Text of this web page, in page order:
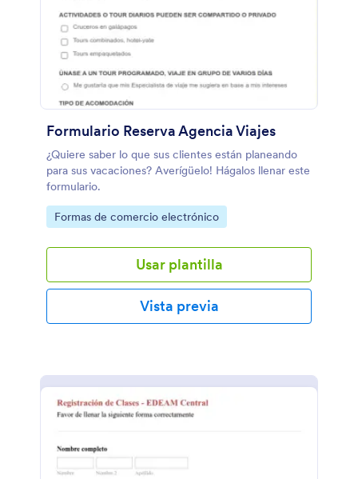
Formulario Reserva Agencia Viajes
¿Quiere saber lo que sus clientes están planeando
para sus vacaciones? Averígüelo! Hágalos llenar este
formulario.
Go to Category:
Formas de comercio electrónico
Usar plantilla
Vista previa